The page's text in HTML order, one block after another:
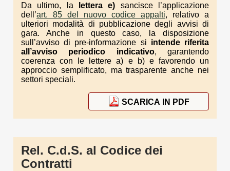
Da ultimo, la lettera e) sancisce l’applicazione
dell’art. 85 del nuovo codice appalti, relativo a
ulteriori modalità di pubblicazione degli avvisi di
gara. Anche in questo caso, la disposizione
sull’avviso di pre-informazione si intende riferita
all’avviso periodico indicativo, garantendo
coerenza con le lettere a) e b) e favorendo un
approccio semplificato, ma trasparente anche nei
settori speciali.
SCARICA IN PDF
Rel. C.d.S. al Codice dei
Contratti